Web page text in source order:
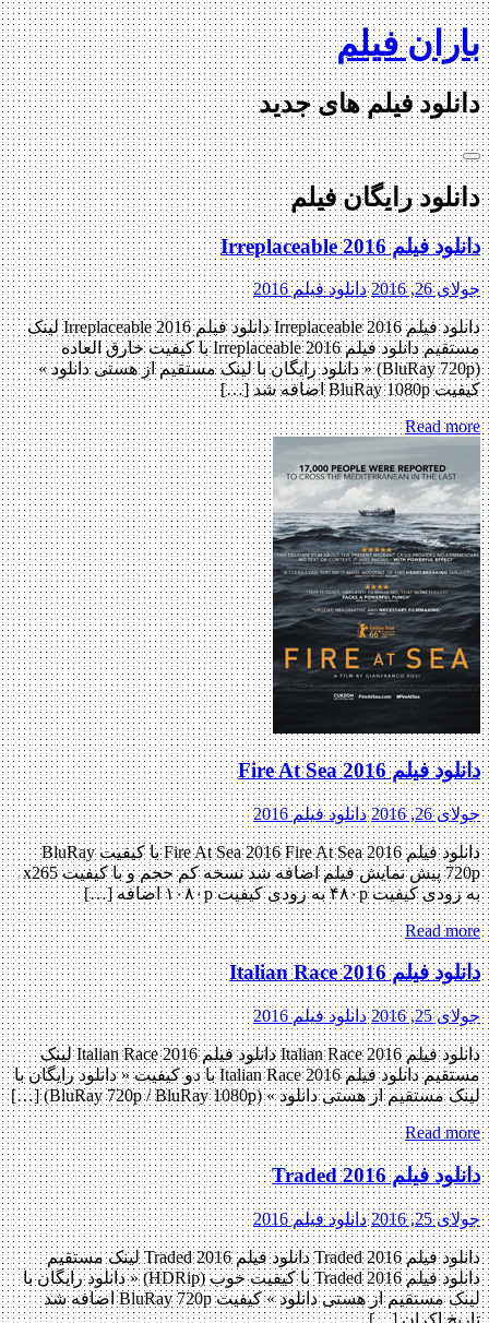
Skip
to
content
باران فیلم
دانلود فیلم های جدید
دانلود رایگان فیلم
دانلود فیلم Irreplaceable 2016
جولای 26, 2016 دانلود فیلم 2016
دانلود فیلم Irreplaceable 2016 دانلود فیلم Irreplaceable 2016 لینک
مستقیم دانلود فیلم Irreplaceable 2016 با کیفیت خارق العاده
(BluRay 720p) « دانلود رایگان با لینک مستقیم از هستی دانلود »
کیفیت BluRay 1080p اضافه شد […]
Read more
دانلود فیلم Fire At Sea 2016
جولای 26, 2016 دانلود فیلم 2016
دانلود فیلم Fire At Sea 2016 Fire At Sea 2016 با کیفیت BluRay
720p پیش نمایش فیلم اضافه شد نسخه کم حجم و با کیفیت x265
به زودی کیفیت ۴۸۰p به زودی کیفیت ۱۰۸۰p اضافه […]
Read more
دانلود فیلم Italian Race 2016
جولای 25, 2016 دانلود فیلم 2016
دانلود فیلم Italian Race 2016 دانلود فیلم Italian Race 2016 لینک
مستقیم دانلود فیلم Italian Race 2016 با دو کیفیت « دانلود رایگان با
لینک مستقیم از هستی دانلود » (BluRay 720p / BluRay 1080p) […]
Read more
دانلود فیلم Traded 2016
جولای 25, 2016 دانلود فیلم 2016
دانلود فیلم Traded 2016 دانلود فیلم Traded 2016 لینک مستقیم
دانلود فیلم Traded 2016 با کیفیت خوب (HDRip) « دانلود رایگان با
لینک مستقیم از هستی دانلود » کیفیت BluRay 720p اضافه شد
تاریخ اکران […]